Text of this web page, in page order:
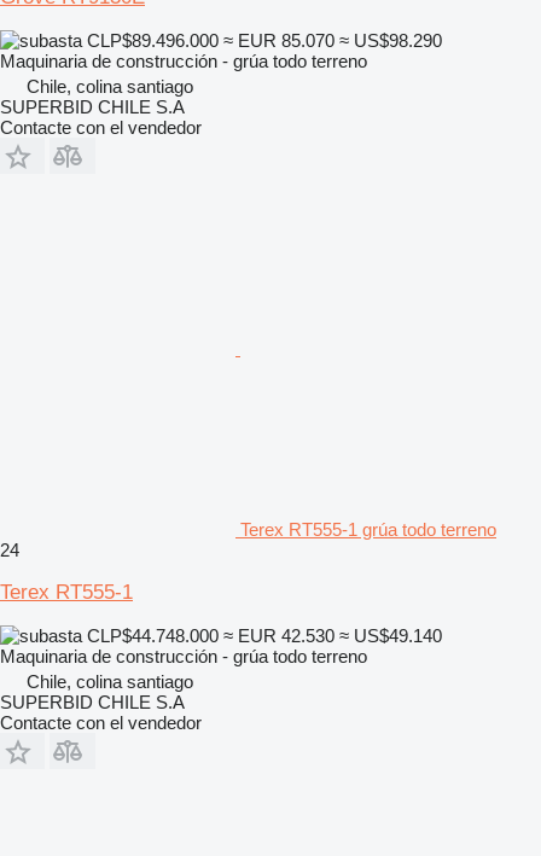
CLP$89.496.000 ≈ EUR 85.070 ≈ US$98.290
Maquinaria de construcción - grúa todo terreno
Chile, colina santiago
SUPERBID CHILE S.A
Contacte con el vendedor
Terex RT555-1 grúa todo terreno
24
Terex RT555-1
CLP$44.748.000 ≈ EUR 42.530 ≈ US$49.140
Maquinaria de construcción - grúa todo terreno
Chile, colina santiago
SUPERBID CHILE S.A
Contacte con el vendedor